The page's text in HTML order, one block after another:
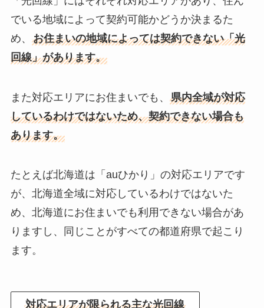
でいる地域によって契約可能かどうか決まるた
め、 お住まいの地域によっては契約できない「光
回線」があります。
また対応エリアにお住まいでも、 県内全域が対応
しているわけではないため、契約できない場合も
あります。
たとえば北海道は「auひかり」の対応エリアです
が、北海道全域に対応しているわけではないた
め、北海道にお住まいでも利用できない場合があ
りますし、同じことがすべての都道府県で起こり
ます。
対応エリアが限られる主な光回線